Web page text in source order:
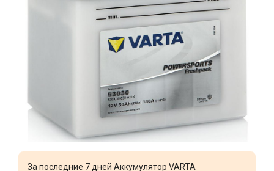
За последние 7 дней Аккумулятор VARTA